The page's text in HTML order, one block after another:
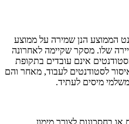
הממוצע הנן שמירה על ממוצע
שלו. מסקר שקיימה לאחרונה
אינם עובדים בתקופת
לסטודנטים לעבוד, מאחר והם
מיסים לעתיד.
בחסכונות לצורך מימון